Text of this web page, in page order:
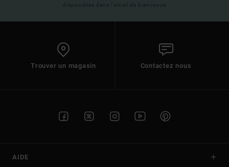
disponibles dans l'email de bienvenue
Trouver un magasin Contactez nous
AIDE